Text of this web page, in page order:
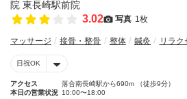
3.02 写真 1枚
マッサージ 接骨・整骨 整体 鍼灸 リラク
日祝OK
アクセス
落合南長崎駅から690m （徒歩9分）
本日の営業状況 10:00〜18:00